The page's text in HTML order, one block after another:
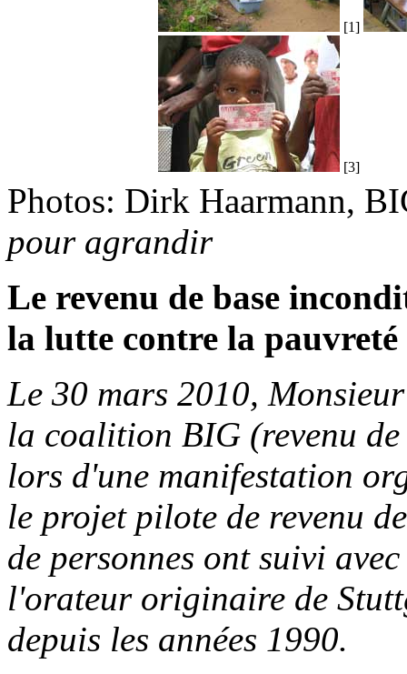
[1]
[3]
Photos: Dirk Haarmann,
pour agrandir
Le revenu de base
la lutte contre la pauvreté
Le 30 mars 2010,
la coalition BIG (revenu de
lors d'une manifestation
le projet pilote de revenu
de personnes ont suivi
l'orateur originaire de
depuis les années 1990.